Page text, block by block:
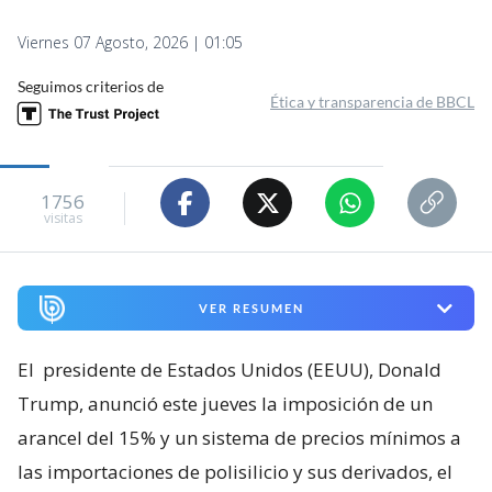
Viernes 07 Agosto, 2026 | 01:05
Seguimos criterios de
Ética y transparencia de BBCL
1756
visitas
VER RESUMEN
El presidente de Estados Unidos (EEUU), Donald
Trump, anunció este jueves la imposición de un
arancel del 15% y un sistema de precios mínimos a
las importaciones de polisilicio y sus derivados, el